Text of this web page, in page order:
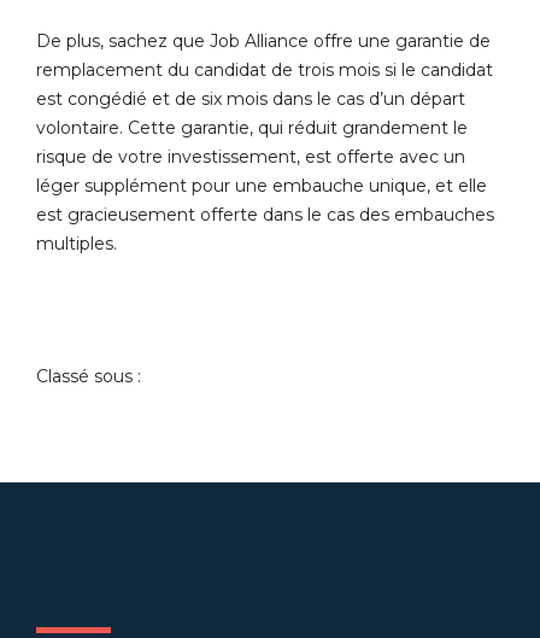
De plus, sachez que Job Alliance offre une garantie de
remplacement du candidat de trois mois si le candidat
est congédié et de six mois dans le cas d’un départ
volontaire. Cette garantie, qui réduit grandement le
risque de votre investissement, est offerte avec un
léger supplément pour une embauche unique, et elle
est gracieusement offerte dans le cas des embauches
multiples.
Classé sous :